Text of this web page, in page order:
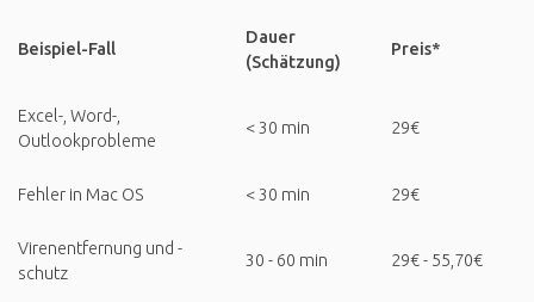
Beispiel-Fall
Dauer
(Schätzung)
Preis*
Excel-, Word-,
Outlookprobleme
< 30 min 29€
Fehler in Mac OS < 30 min 29€
Virenentfernung und -
schutz
30 - 60 min 29€ - 55,70€